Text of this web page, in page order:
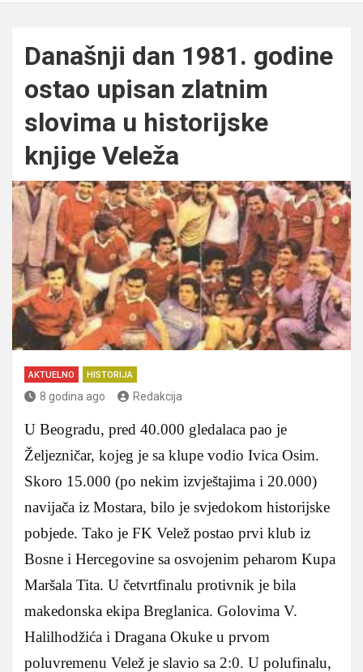
Današnji dan 1981. godine
ostao upisan zlatnim
slovima u historijske
knjige Veleža
AKTUELNO HISTORIJA
8 godina ago Redakcija
U Beogradu, pred 40.000 gledalaca pao je
Željezničar, kojeg je sa klupe vodio Ivica Osim.
Skoro 15.000 (po nekim izvještajima i 20.000)
navijača iz Mostara, bilo je svjedokom historijske
pobjede. Tako je FK Velež postao prvi klub iz
Bosne i Hercegovine sa osvojenim peharom Kupa
Maršala Tita. U četvrtfinalu protivnik je bila
makedonska ekipa Breglanica. Golovima V.
Halilhodžića i Dragana Okuke u prvom
poluvremenu Velež je slavio sa 2:0. U polufinalu,